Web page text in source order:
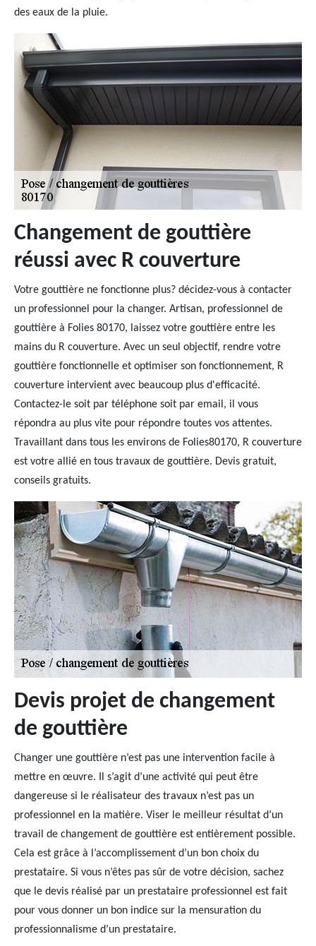
des eaux de la pluie.
Changement de gouttière
réussi avec R couverture
Votre gouttière ne fonctionne plus? décidez-vous à contacter
un professionnel pour la changer. Artisan, professionnel de
gouttière à Folies 80170, laissez votre gouttière entre les
mains du R couverture. Avec un seul objectif, rendre votre
gouttière fonctionnelle et optimiser son fonctionnement, R
couverture intervient avec beaucoup plus d'efficacité.
Contactez-le soit par téléphone soit par email, il vous
répondra au plus vite pour répondre toutes vos attentes.
Travaillant dans tous les environs de Folies80170, R couverture
est votre allié en tous travaux de gouttière. Devis gratuit,
conseils gratuits.
Devis projet de changement
de gouttière
Changer une gouttière n’est pas une intervention facile à
mettre en œuvre. Il s’agit d’une activité qui peut être
dangereuse si le réalisateur des travaux n’est pas un
professionnel en la matière. Viser le meilleur résultat d’un
travail de changement de gouttière est entièrement possible.
Cela est grâce à l’accomplissement d’un bon choix du
prestataire. Si vous n’êtes pas sûr de votre décision, sachez
que le devis réalisé par un prestataire professionnel est fait
pour vous donner un bon indice sur la mensuration du
professionnalisme d’un prestataire.